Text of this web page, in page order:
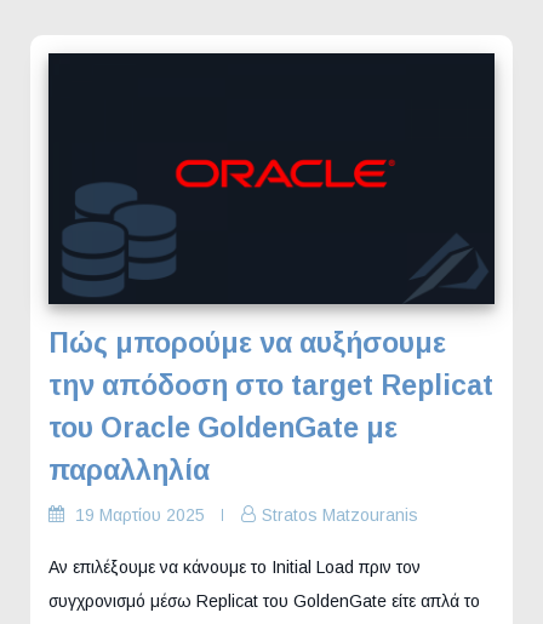
Πώς μπορούμε να αυξήσουμε
την απόδοση στο target Replicat
του Oracle GoldenGate με
παραλληλία
19 Μαρτίου 2025 Stratos Matzouranis
Αν επιλέξουμε να κάνουμε το Initial Load πριν τον
συγχρονισμό μέσω Replicat του GoldenGate είτε απλά το